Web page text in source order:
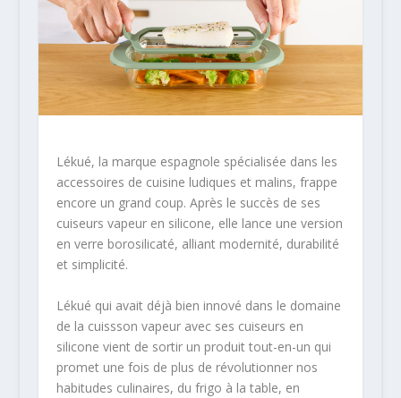
Lékué, la marque espagnole spécialisée dans les
accessoires de cuisine ludiques et malins, frappe
encore un grand coup. Après le succès de ses
cuiseurs vapeur en silicone, elle lance une version
en verre borosilicaté, alliant modernité, durabilité
et simplicité.
Lékué qui avait déjà bien innové dans le domaine
de la cuissson vapeur avec ses cuiseurs en
silicone vient de sortir un produit tout-en-un qui
promet une fois de plus de révolutionner nos
habitudes culinaires, du frigo à la table, en